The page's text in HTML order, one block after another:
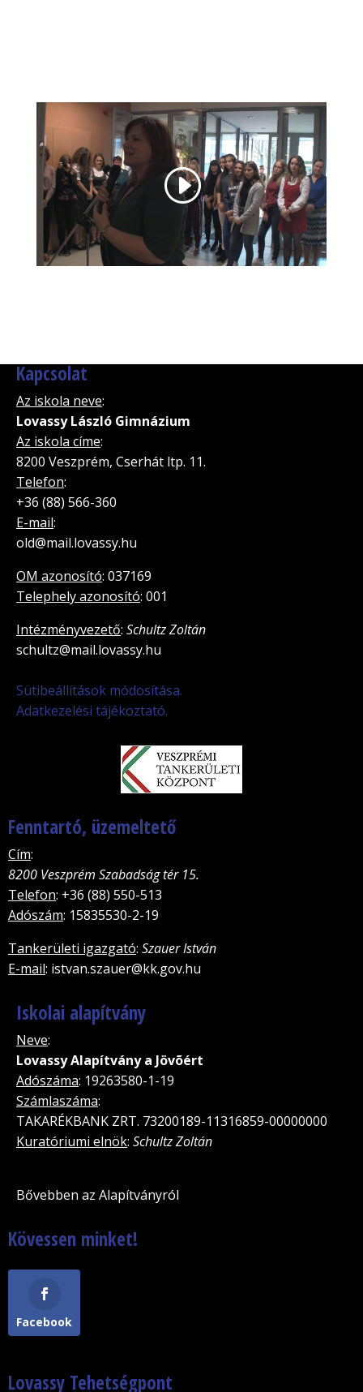
Kapcsolat
Az iskola neve:
Lovassy László Gimnázium
Az iskola címe:
8200 Veszprém, Cserhát ltp. 11.
Telefon:
+36 (88) 566-360
E-mail:
old@mail.lovassy.hu
OM azonosító: 037169
Telephely azonosító: 001
Intézményvezető: Schultz Zoltán
schultz@mail.lovassy.hu
Sütibeállítások módosítása.
Adatkezelési tájékoztató.
Fenntartó, üzemeltető
Cím:
8200 Veszprém Szabadság tér 15.
Telefon: +36 (88) 550-513
Adószám: 15835530-2-19
Tankerületi igazgató: Szauer István
E-mail: istvan.szauer@kk.gov.hu
Iskolai alapítvány
Neve:
Lovassy Alapítvány a Jövõért
Adószáma: 19263580-1-19
Számlaszáma:
TAKARÉKBANK ZRT. 73200189-11316859-00000000
Kuratóriumi elnök: Schultz Zoltán
Bővebben az Alapítványról
Kövessen minket!
Facebook
Lovassy Tehetségpont